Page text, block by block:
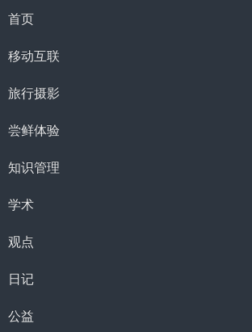
首页
移动互联
旅行摄影
尝鲜体验
知识管理
学术
观点
日记
公益